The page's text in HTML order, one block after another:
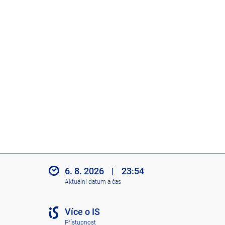
6. 8. 2026 | 23:54
Aktuální datum a čas
Více o IS
Přístupnost